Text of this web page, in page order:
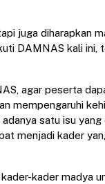
juga diharapkan
DAMNAS kali ini,
agar peserta
mempengaruhi
satu isu
menjadi kader
kader madya